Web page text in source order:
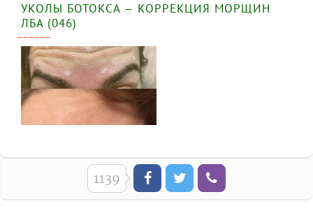
УКОЛЫ БОТОКСА — КОРРЕКЦИЯ МОРЩИН
ЛБА (046)
1139